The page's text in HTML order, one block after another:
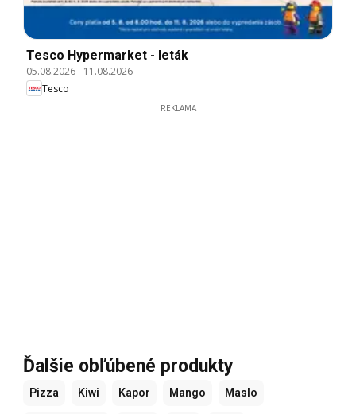
Tesco Hypermarket - leták
05.08.2026- 11.08.2026
Tesco
REKLAMA
Ďalšie obľúbené produkty
Pizza Kiwi Kapor Mango Maslo